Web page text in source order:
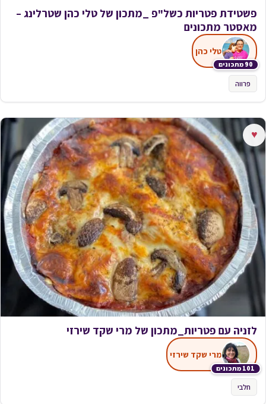
פשטידת פטריות כשל"פ _מתכון של טלי כהן שטרלינג –
מאסטר מתכונים
90 מתכונים
טלי כהן
פרווה
♥
לזניה עם פטריות_מתכון של מרי שקד שירזי
101 מתכונים
מרי שקד שירזי
חלבי